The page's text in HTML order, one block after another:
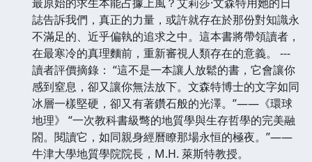
誌告訴我們，真正的力量，或許就存在於那份對知識永
不滿足的、近乎偏執的追求之中。這本書將帶領讀者，
在最寒冷的真理麵前，重新審視人類存在的意義。 ---
讀者評價摘錄： “這不是一本讓人放鬆的書，它會讓你
感到窒息，卻又讓你無法放下。文森特博士的文字如同
冰層一樣堅硬，卻又有著鑽石般的光澤。”——《環球
地理》 “一次教科書級彆的地質學與生存哲學的完美融
閤。閱讀它，如同親身經曆瞭那場永恒的極夜。”——
牛津大學地質學院院長，M.H. 萊斯特教授。